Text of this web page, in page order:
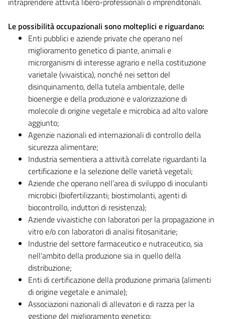
Le possibilità occupazionali sono molteplici e riguardano:
Enti pubblici e aziende private che operano nel
miglioramento genetico di piante, animali e
microrganismi di interesse agrario e nella costituzione
varietale (vivaistica), nonché nei settori del
disinquinamento, della tutela ambientale, delle
bioenergie e della produzione e valorizzazione di
molecole di origine vegetale e microbica ad alto valore
aggiunto;
Agenzie nazionali ed internazionali di controllo della
sicurezza alimentare;
Industria sementiera a attività correlate riguardanti la
certificazione e la selezione delle varietà vegetali;
Aziende che operano nell’area di sviluppo di inoculanti
microbici (biofertilizzanti; biostimolanti, agenti di
biocontrollo, induttori di resistenza);
Aziende vivaistiche con laboratori per la propagazione in
vitro e/o con laboratori di analisi fitosanitarie;
Industrie del settore farmaceutico e nutraceutico, sia
nell'ambito della produzione sia in quello della
distribuzione;
Enti di certificazione della produzione primaria (alimenti
di origine vegetale e animale);
Associazioni nazionali di allevatori e di razza per la
gestione del miglioramento genetico;